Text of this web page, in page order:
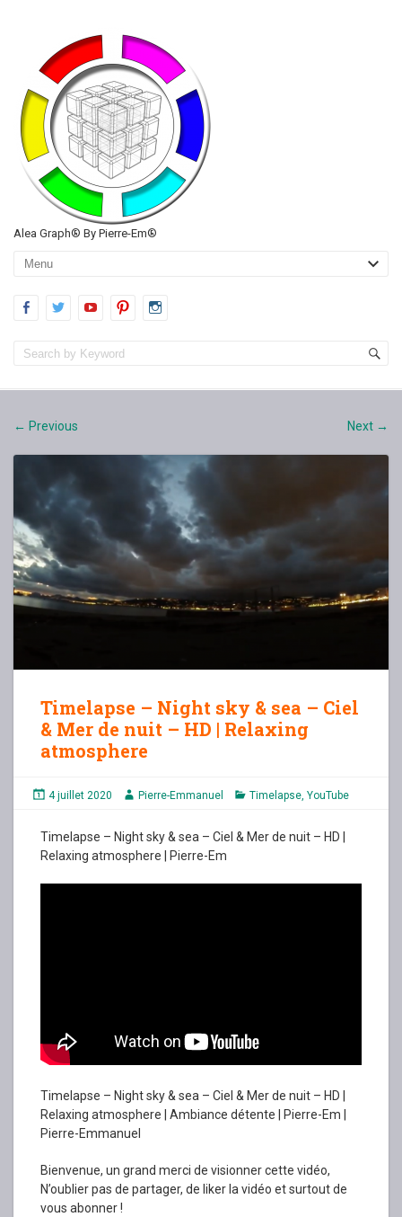
Alea Graph® By Pierre-Em®
← Previous Next →
Timelapse – Night sky & sea – Ciel
& Mer de nuit – HD | Relaxing
atmosphere
4 juillet 2020 Pierre-Emmanuel Timelapse, YouTube
Timelapse – Night sky & sea – Ciel & Mer de nuit – HD |
Relaxing atmosphere | Pierre-Em
Timelapse – Night sky & sea – Ciel & Mer de nuit – HD |
Relaxing atmosphere | Ambiance détente | Pierre-Em |
Pierre-Emmanuel
Bienvenue, un grand merci de visionner cette vidéo,
N’oublier pas de partager, de liker la vidéo et surtout de
vous abonner !